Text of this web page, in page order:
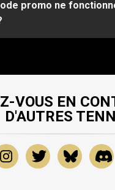
promo ne
veuillez soumettre une
VOUS EN
D'AUTRES